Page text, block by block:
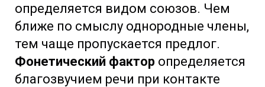
определяется видом союзов. Чем
ближе по смыслу однородные члены,
тем чаще пропускается предлог.
Фонетический фактор определяется
благозвучием речи при контакте